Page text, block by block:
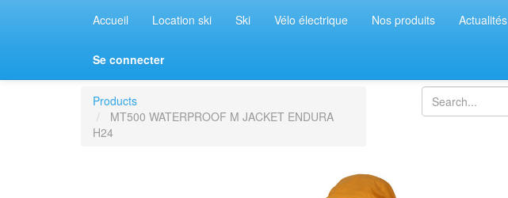
Accueil Location ski Ski Vélo électrique Nos produits Actualités
Se connecter
Products
MT500 WATERPROOF M JACKET ENDURA
H24